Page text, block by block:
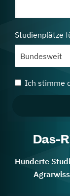
Studienplätze
Ich stimme
Das-
Hunderte